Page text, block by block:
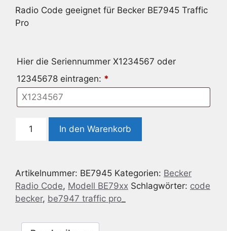
Radio Code geeignet für Becker BE7945 Traffic
Pro
Hier die Seriennummer X1234567 oder
12345678 eintragen: *
Code
Becker
BE7945
Traffic
Menge
In den Warenkorb
Artikelnummer: BE7945 Kategorien: Becker
Radio Code, Modell BE79xx Schlagwörter: code
becker, be7947 traffic pro_